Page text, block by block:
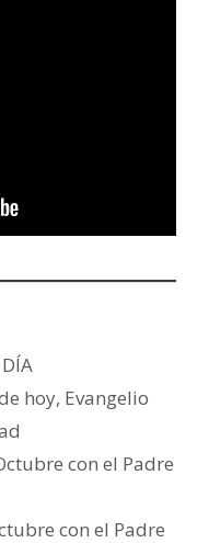
hoy, Evangelio
con el Padre
con el Padre